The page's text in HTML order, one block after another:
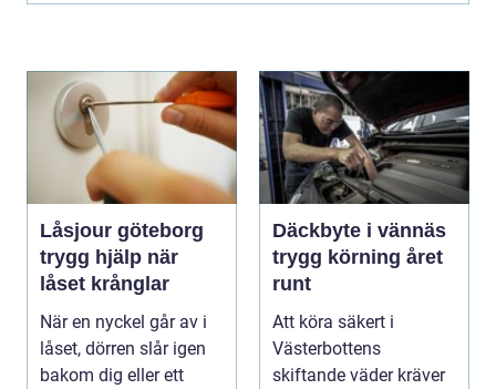
Låsjour göteborg
trygg hjälp när
låset krånglar
När en nyckel går av i
låset, dörren slår igen
bakom dig eller ett
Däckbyte i vännäs
trygg körning året
runt
Att köra säkert i
Västerbottens
skiftande väder kräver